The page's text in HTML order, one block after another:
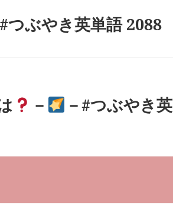
つぶやき英単語 2088
－
－#つぶやき英